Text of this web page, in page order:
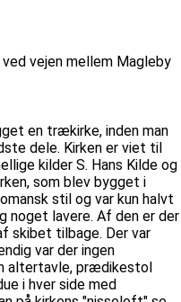
vejen mellem Magleby
en trækirke, inden man
dele. Kirken er viet til
kilder S. Hans Kilde og
som blev bygget i
stil og var kun halvt
noget lavere. Af den er der
skibet tilbage. Der var
var der ingen
altertavle, prædikestol
i hver side med